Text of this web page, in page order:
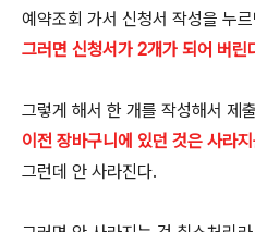
예약조회 가서 신청서 작성을 누
그러면 신청서가 2개가 되어 버린
그렇게 해서 한 개를 작성해서 제
이전 장바구니에 있던 것은 사라
그런데 안 사라진다.